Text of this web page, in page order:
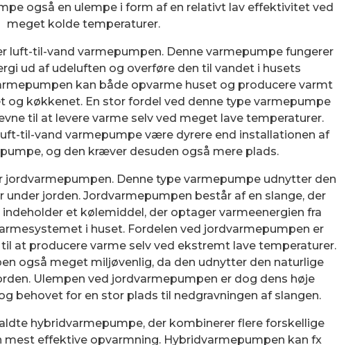
også en ulempe i form af en relativt lav effektivitet ved
meget kolde temperaturer.
luft-til-vand varmepumpen. Denne varmepumpe fungerer
ud af udeluften og overføre den til vandet i husets
kan både opvarme huset og producere varmt
og køkkenet. En stor fordel ved denne type varmepumpe
til at levere varme selv ved meget lave temperaturer.
til-vand varmepumpe være dyrere end installationen af
og den kræver desuden også mere plads.
jordvarmepumpen. Denne type varmepumpe udnytter den
jorden. Jordvarmepumpen består af en slange, der
et kølemiddel, der optager varmeenergien fra
i huset. Fordelen ved jordvarmepumpen er
at producere varme selv ved ekstremt lave temperaturer.
også meget miljøvenlig, da den udnytter den naturlige
Ulempen ved jordvarmepumpen er dog dens høje
behovet for en stor plads til nedgravningen af slangen.
hybridvarmepumpe, der kombinerer flere forskellige
mest effektive opvarmning. Hybridvarmepumpen kan fx